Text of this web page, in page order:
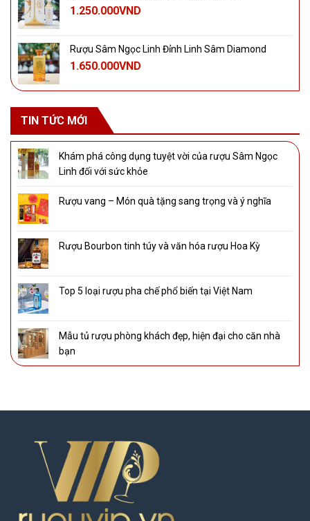
1.250.000VND
Rượu Sâm Ngọc Linh Đỉnh Linh Sâm Diamond
1.650.000VND
TIN TỨC MỚI
Khám phá công dụng tuyệt vời của rượu Sâm Ngọc
Linh đối với sức khỏe
Rượu vang – Món quà tặng sang trọng và ý nghĩa
Rượu Bourbon tinh túy và văn hóa rượu Hoa Kỳ
Top 5 loại rượu pha chế phổ biến tại Việt Nam
Mẫu tủ rượu phòng khách đẹp, hiện đại cho căn nhà
bạn